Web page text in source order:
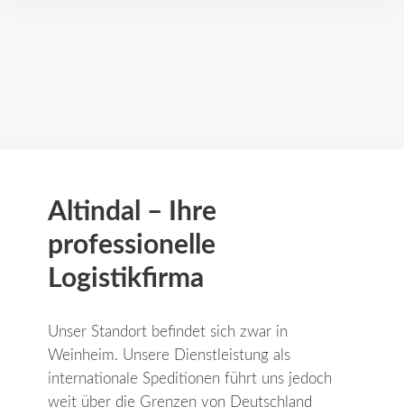
Altindal – Ihre
professionelle
Logistikfirma
Unser Standort befindet sich zwar in
Weinheim. Unsere Dienstleistung als
internationale Speditionen führt uns jedoch
weit über die Grenzen von Deutschland